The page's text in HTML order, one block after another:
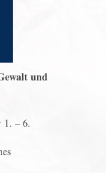
und
1. – 6.